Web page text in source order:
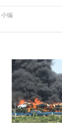
小编